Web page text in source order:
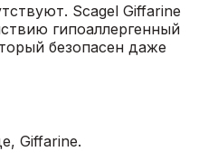
Scagel Giffarine
гипоаллергенный
безопасен даже
Giffarine.